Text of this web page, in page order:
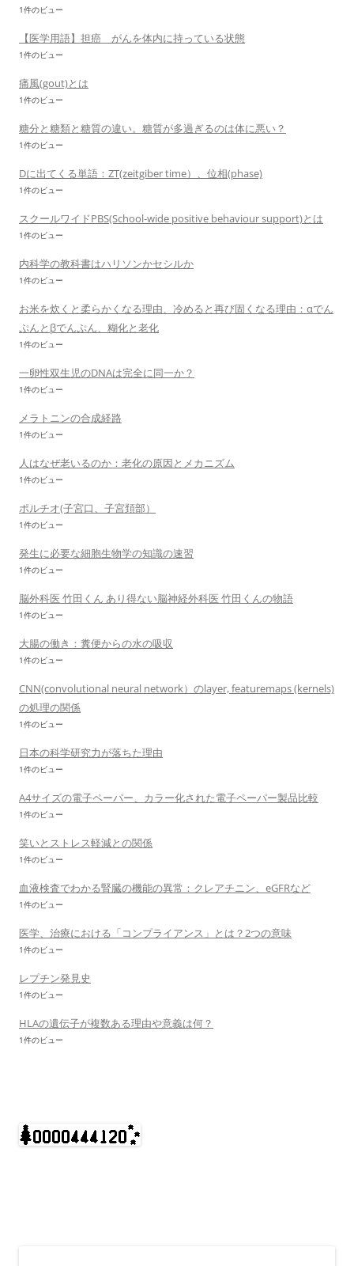
1件のビュー
【医学用語】担癌 がんを体内に持っている状態
1件のビュー
痛風(gout)とは
1件のビュー
糖分と糖類と糖質の違い。糖質が多過ぎるのは体に悪い？
1件のビュー
Dに出てくる単語：ZT(zeitgiber time）、位相(phase)
1件のビュー
スクールワイドPBS(School-wide positive behaviour support)とは
1件のビュー
内科学の教科書はハリソンかセシルか
1件のビュー
お米を炊くと柔らかくなる理由、冷めると再び固くなる理由：αでん
ぷんとβでんぷん、糊化と老化
1件のビュー
一卵性双生児のDNAは完全に同一か？
1件のビュー
メラトニンの合成経路
1件のビュー
人はなぜ老いるのか：老化の原因とメカニズム
1件のビュー
ポルチオ(子宮口、子宮頚部）
1件のビュー
発生に必要な細胞生物学の知識の速習
1件のビュー
脳外科医 竹田くん あり得ない脳神経外科医 竹田くんの物語
1件のビュー
大腸の働き：糞便からの水の吸収
1件のビュー
CNN(convolutional neural network）のlayer, featuremaps (kernels)
の処理の関係
1件のビュー
日本の科学研究力が落ちた理由
1件のビュー
A4サイズの電子ペーパー、カラー化された電子ペーパー製品比較
1件のビュー
笑いとストレス軽減との関係
1件のビュー
血液検査でわかる腎臓の機能の異常：クレアチニン、eGFRなど
1件のビュー
医学、治療における「コンプライアンス」とは？2つの意味
1件のビュー
レプチン発見史
1件のビュー
HLAの遺伝子が複数ある理由や意義は何？
1件のビュー